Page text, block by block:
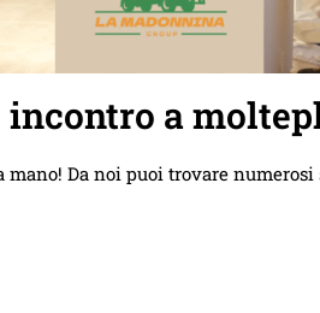
incontro a
Da noi puoi trovare